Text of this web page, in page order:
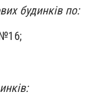
будинків по: